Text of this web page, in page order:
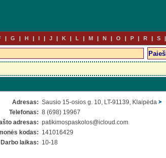
G H I J K L M N O P R S
Adresas: Sausio 15-osios g. 10, LT-91139, Klaipėda
Telefonas: 8 (698) 19967
adresas: patikimospaskolos@icloud.com
kodas: 141016429
Darbo laikas: 10-18